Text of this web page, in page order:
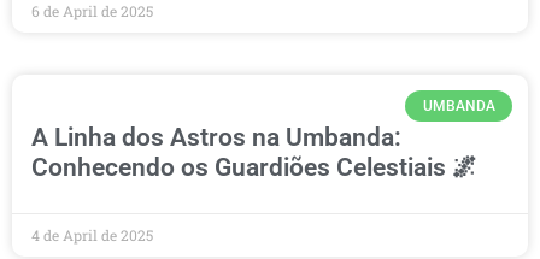
6 de April de 2025
UMBANDA
A Linha dos Astros na Umbanda:
Conhecendo os Guardiões Celestiais 🌌
4 de April de 2025